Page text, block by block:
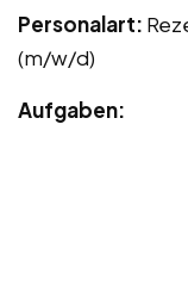
Personalart:
(m/w/d)
Aufgaben: